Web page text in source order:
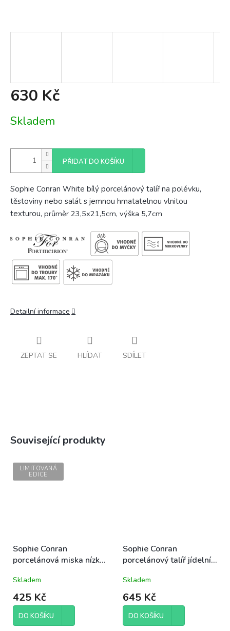
630 Kč
cena:
Skladem
PŘIDAT DO KOŠÍKU
Sophie Conran White bílý porcelánový talíř na polévku,
těstoviny nebo salát s jemnou hmatatelnou vlnitou
texturou, průměr 23,5x21,5cm, výška 5,7cm
Detailní informace
ZEPTAT SE HLÍDAT SDÍLET
Související produkty
LIMITOVANÁ
EDICE
Sophie Conran
porcelánová miska nízká
Skladem
425 Kč
DO KOŠÍKU
Sophie Conran
porcelánový talíř jídelní
Skladem
645 Kč
DO KOŠÍKU